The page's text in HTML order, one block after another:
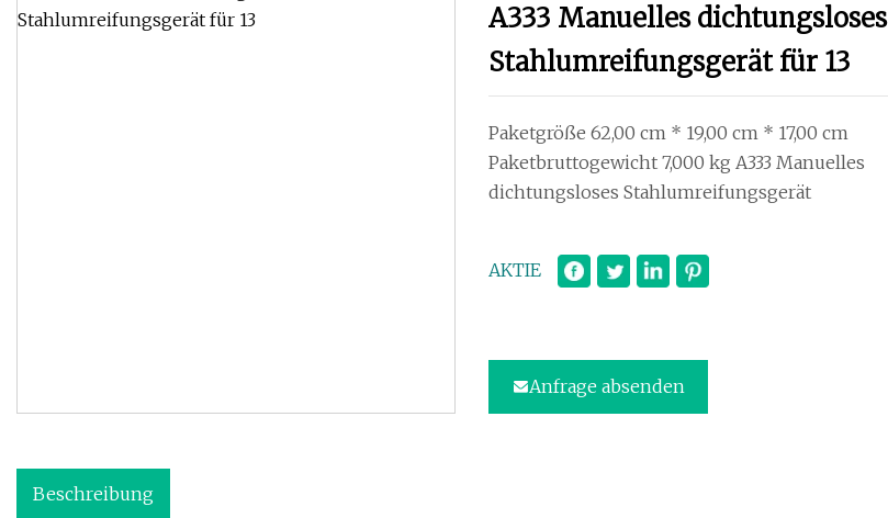
A333 Manuelles dichtungsloses
Stahlumreifungsgerät für 13
Paketgröße 62,00 cm * 19,00 cm * 17,00 cm
Paketbruttogewicht 7,000 kg A333 Manuelles
dichtungsloses Stahlumreifungsgerät
AKTIE
Anfrage absenden
Beschreibung